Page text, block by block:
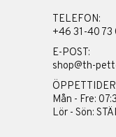
TELEFON:
+46 31-40 73
E-POST:
shop@th-
Mån - Fre:
Lör - Sön: